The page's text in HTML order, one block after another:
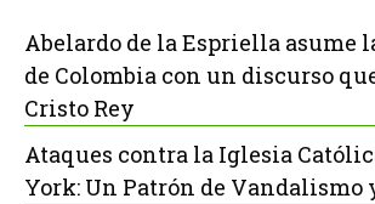
Abelardo de la Espriella asume
de Colombia con un discurso
Cristo Rey
Ataques contra la Iglesia
York: Un Patrón de Vandalismo